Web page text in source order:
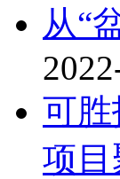
从“
可
项